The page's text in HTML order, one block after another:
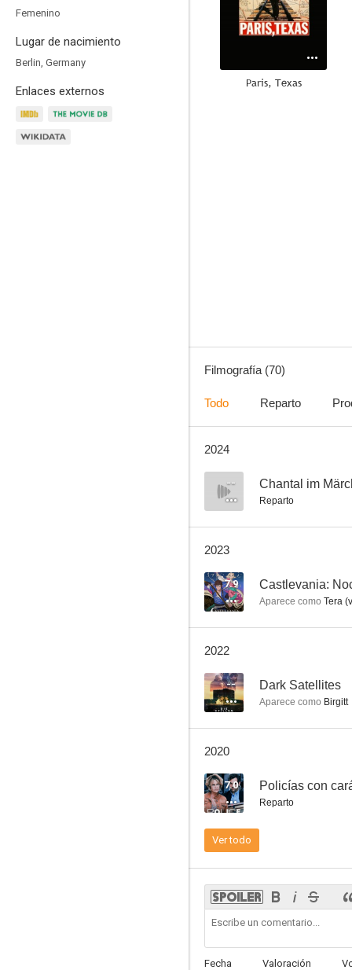
Femenino
Lugar de nacimiento
Berlin, Germany
Enlaces externos
Paris, Texas
7.0
Filmografía (70)
Todo Reparto
2024
-- Chantal im
Reparto
2023
7.9 Castlevania:
Aparece como Tera
2022
-- Dark Satellites
Aparece como Birgitt
2020
7.0 Policías con
Reparto
Ver todo
Fecha Valoración